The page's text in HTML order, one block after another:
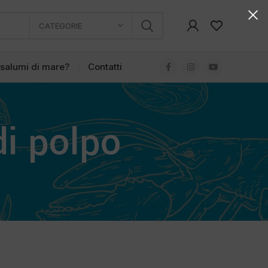
CATEGORIE
di mare? Contatti
polpo